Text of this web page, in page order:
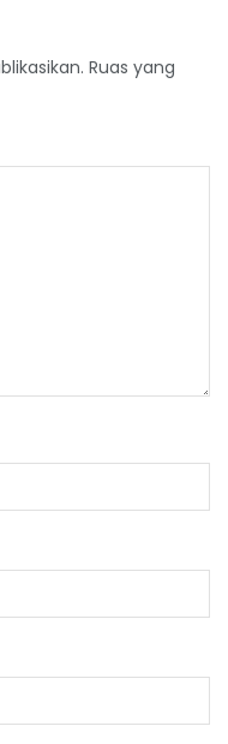
Ruas yang